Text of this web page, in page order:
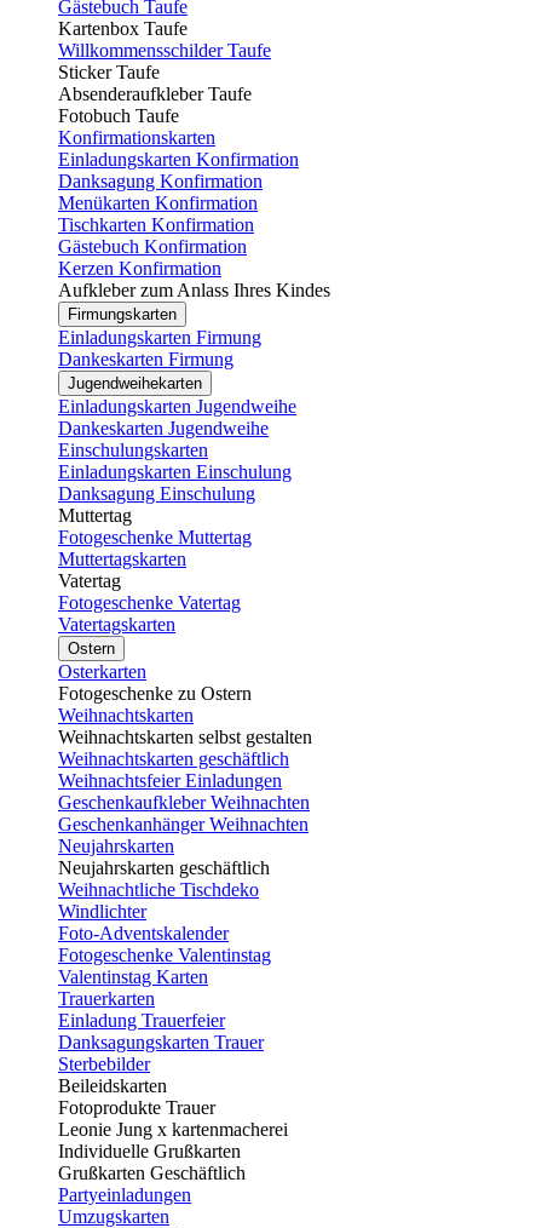
Gästebuch Taufe
Kartenbox Taufe
Willkommensschilder Taufe
Sticker Taufe
Absenderaufkleber Taufe
Fotobuch Taufe
Konfirmationskarten
Einladungskarten Konfirmation
Danksagung Konfirmation
Menükarten Konfirmation
Tischkarten Konfirmation
Gästebuch Konfirmation
Kerzen Konfirmation
Aufkleber zum Anlass Ihres Kindes
Firmungskarten
Einladungskarten Firmung
Dankeskarten Firmung
Jugendweihekarten
Einladungskarten Jugendweihe
Dankeskarten Jugendweihe
Einschulungskarten
Einladungskarten Einschulung
Danksagung Einschulung
Muttertag
Fotogeschenke Muttertag
Muttertagskarten
Vatertag
Fotogeschenke Vatertag
Vatertagskarten
Ostern
Osterkarten
Fotogeschenke zu Ostern
Weihnachtskarten
Weihnachtskarten selbst gestalten
Weihnachtskarten geschäftlich
Weihnachtsfeier Einladungen
Geschenkaufkleber Weihnachten
Geschenkanhänger Weihnachten
Neujahrskarten
Neujahrskarten geschäftlich
Weihnachtliche Tischdeko
Windlichter
Foto-Adventskalender
Fotogeschenke Valentinstag
Valentinstag Karten
Trauerkarten
Einladung Trauerfeier
Danksagungskarten Trauer
Sterbebilder
Beileidskarten
Fotoprodukte Trauer
Leonie Jung x kartenmacherei
Individuelle Grußkarten
Grußkarten Geschäftlich
Partyeinladungen
Umzugskarten